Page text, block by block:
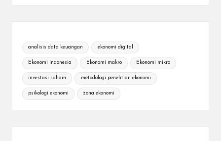
analisis data keuangan ekonomi digital
Ekonomi Indonesia Ekonomi makro Ekonomi mikro
investasi saham metodologi penelitian ekonomi
psikologi ekonomi zona ekonomi